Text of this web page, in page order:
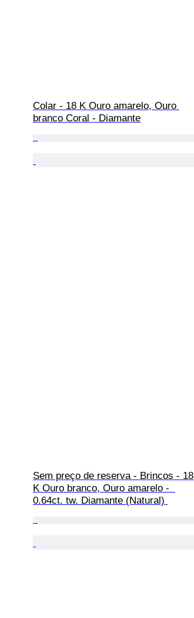
Colar - 18 K Ouro amarelo, Ouro
branco Coral - Diamante
Sem preço de reserva - Brincos - 18
K Ouro branco, Ouro amarelo -
0.64ct. tw. Diamante (Natural)